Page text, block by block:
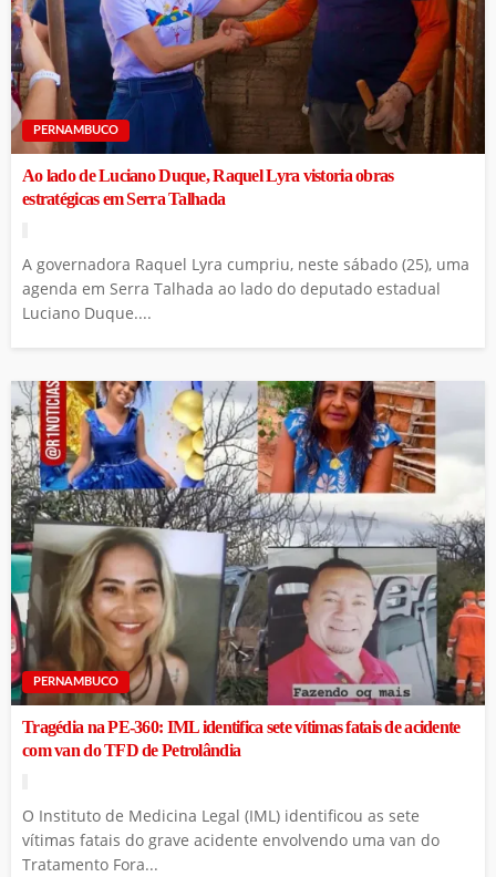
PERNAMBUCO
Ao lado de Luciano Duque, Raquel Lyra vistoria obras
estratégicas em Serra Talhada
A governadora Raquel Lyra cumpriu, neste sábado (25), uma
agenda em Serra Talhada ao lado do deputado estadual
Luciano Duque....
PERNAMBUCO
Tragédia na PE-360: IML identifica sete vítimas fatais de acidente
com van do TFD de Petrolândia
O Instituto de Medicina Legal (IML) identificou as sete
vítimas fatais do grave acidente envolvendo uma van do
Tratamento Fora...